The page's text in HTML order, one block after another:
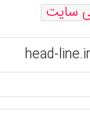
سایت